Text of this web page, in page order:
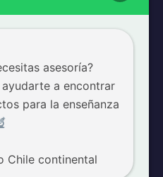
asesoría?
a encontrar
para la enseñanza
Chile continental